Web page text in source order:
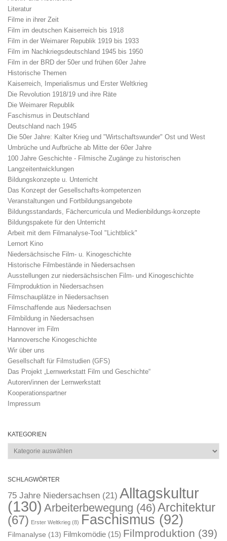
Literatur
Filme in ihrer Zeit
Film im deutschen Kaiserreich bis 1918
Film in der Weimarer Republik 1919 bis 1933
Film im Nachkriegsdeutschland 1945 bis 1950
Film in der BRD der 50er und frühen 60er Jahre
Historische Themen
Kaiserreich, Imperialismus und Erster Weltkrieg
Die Revolution 1918/19 und ihre Räte
Die Weimarer Republik
Faschismus in Deutschland
Deutschland nach 1945
Die 50er Jahre: Kalter Krieg und "Wirtschaftswunder" Ost und West
Umbrüche und Aufbrüche ab Mitte der 60er Jahre
100 Jahre Geschichte - Filmische Zugänge zu historischen
Langzeitentwicklungen
Bildungskonzepte u. Unterricht
Das Konzept der Gesellschafts-kompetenzen
Veranstaltungen und Fortbildungsangebote
Bildungsstandards, Fächercurricula und Medienbildungs-konzepte
Bildungspakete für den Unterricht
Arbeit mit dem Filmanalyse-Tool "Lichtblick"
Lernort Kino
Niedersächsische Film- u. Kinogeschichte
Historische Filmbestände in Niedersachsen
Ausstellungen zur niedersächsischen Film- und Kinogeschichte
Filmproduktion in Niedersachsen
Filmschauplätze in Niedersachsen
Filmschaffende aus Niedersachsen
Filmbildung in Niedersachsen
Hannover im Film
Hannoversche Kinogeschichte
Wir über uns
Gesellschaft für Filmstudien (GFS)
Das Projekt „Lernwerkstatt Film und Geschichte“
Autoren/innen der Lernwerkstatt
Kooperationspartner
Impressum
KATEGORIEN
Kategorien
SCHLAGWÖRTER
75 Jahre Niedersachsen (21) Alltagskultur
(130) Arbeiterbewegung (46) Architektur
(67) Erster Weltkrieg (8) Faschismus (92)
Filmanalyse (13) Filmkomödie (15) Filmproduktion (39)